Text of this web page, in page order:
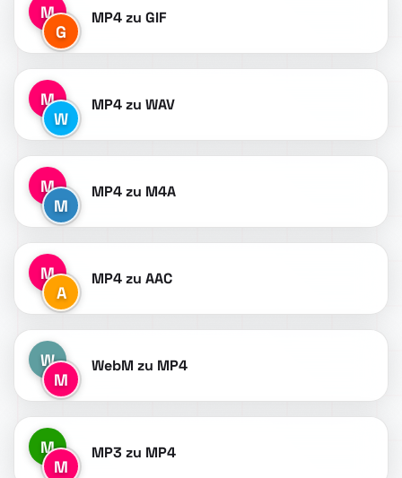
M
G
MP4 zu GIF
M
W
MP4 zu WAV
M
M
MP4 zu M4A
M
A
MP4 zu AAC
W
M
WebM zu MP4
M
M
MP3 zu MP4